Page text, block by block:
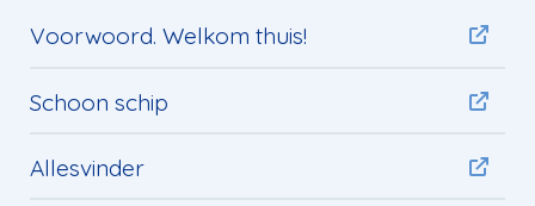
Voorwoord. Welkom thuis!
Schoon schip
Allesvinder